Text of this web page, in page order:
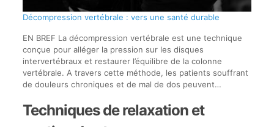
Décompression vertébrale : vers une santé durable
EN BREF La décompression vertébrale est une technique
conçue pour alléger la pression sur les disques
intervertébraux et restaurer l’équilibre de la colonne
vertébrale. A travers cette méthode, les patients souffrant
de douleurs chroniques et de mal de dos peuvent…
Techniques de relaxation et